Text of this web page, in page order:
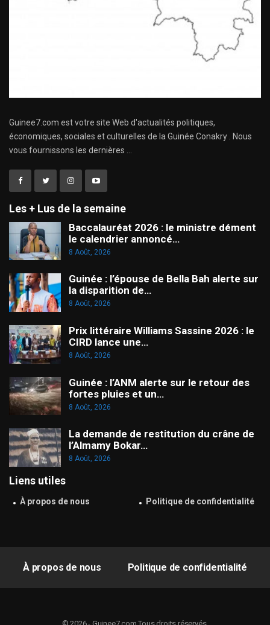
Guinee7.com est votre site Web d'actualités politiques,
économiques, sociales et culturelles de la Guinée Conakry . Nous
vous fournissons les dernières ...
Les + Lus de la semaine
Baccalauréat 2026 : le ministre dément
le calendrier annoncé…
8 Août, 2026
Guinée : l’épouse de Bella Bah alerte sur
la disparition de…
8 Août, 2026
Prix littéraire Williams Sassine 2026 : le
CIRD lance une…
8 Août, 2026
Guinée : l’ANM alerte sur le retour des
fortes pluies et un…
8 Août, 2026
La demande de restitution du crâne de
l’Almamy Bokar…
8 Août, 2026
Liens utiles
À propos de nous Politique de confidentialité
À propos de nous Politique de confidentialité